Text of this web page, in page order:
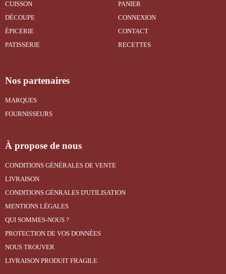
CUISSON
DÉCOUPE
ÉPICERIE
PATISSERIE
PANIER
CONNEXION
CONTACT
RECETTES
Nos partenaires
MARQUES
FOURNISSEURS
À propose de nous
CONDITIONS GÉNÉRALES DE VENTE
LIVRAISON
CONDITIONS GÉNRALES D'UTILISATION
MENTIONS LÉGALES
QUI SOMMES-NOUS ?
PROTECTION DE VOS DONNÉES
NOUS TROUVER
LIVRAISON PRODUIT FRAGILE